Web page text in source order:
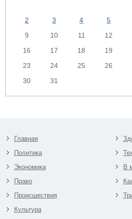
2
3 4 5
9
10 11 12
16
17 18 19
23
24 25 26
30
31
Главная
Политика
Экономика
Право
Происшествия
Культура
В